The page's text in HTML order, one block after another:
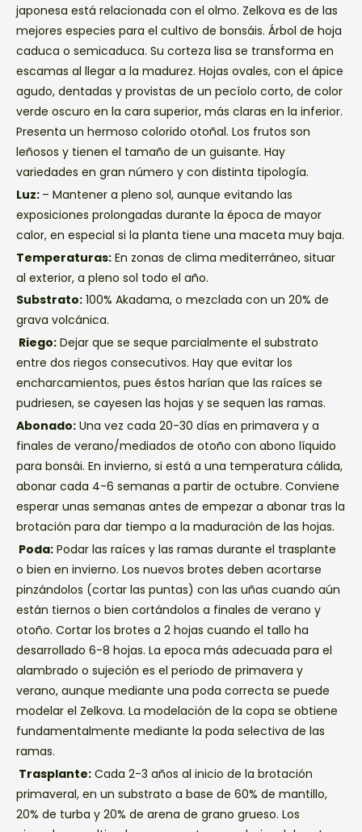
japonesa está relacionada con el olmo. Zelkova es de las
mejores especies para el cultivo de bonsáis. Árbol de hoja
caduca o semicaduca. Su corteza lisa se transforma en
escamas al llegar a la madurez. Hojas ovales, con el ápice
agudo, dentadas y provistas de un pecíolo corto, de color
verde oscuro en la cara superior, más claras en la inferior.
Presenta un hermoso colorido otoñal. Los frutos son
leñosos y tienen el tamaño de un guisante. Hay
variedades en gran número y con distinta tipología.
Luz: – Mantener a pleno sol, aunque evitando las
exposiciones prolongadas durante la época de mayor
calor, en especial si la planta tiene una maceta muy baja.
Temperaturas: En zonas de clima mediterráneo, situar
al exterior, a pleno sol todo el año.
Substrato: 100% Akadama, o mezclada con un 20% de
grava volcánica.
Riego: Dejar que se seque parcialmente el substrato
entre dos riegos consecutivos. Hay que evitar los
encharcamientos, pues éstos harían que las raíces se
pudriesen, se cayesen las hojas y se sequen las ramas.
Abonado: Una vez cada 20-30 días en primavera y a
finales de verano/mediados de otoño con abono líquido
para bonsái. En invierno, si está a una temperatura cálida,
abonar cada 4-6 semanas a partir de octubre. Conviene
esperar unas semanas antes de empezar a abonar tras la
brotación para dar tiempo a la maduración de las hojas.
Poda: Podar las raíces y las ramas durante el trasplante
o bien en invierno. Los nuevos brotes deben acortarse
pinzándolos (cortar las puntas) con las uñas cuando aún
están tiernos o bien cortándolos a finales de verano y
otoño. Cortar los brotes a 2 hojas cuando el tallo ha
desarrollado 6-8 hojas. La epoca más adecuada para el
alambrado o sujeción es el periodo de primavera y
verano, aunque mediante una poda correcta se puede
modelar el Zelkova. La modelación de la copa se obtiene
fundamentalmente mediante la poda selectiva de las
ramas.
Trasplante: Cada 2-3 años al inicio de la brotación
primaveral, en un substrato a base de 60% de mantillo,
20% de turba y 20% de arena de grano grueso. Los